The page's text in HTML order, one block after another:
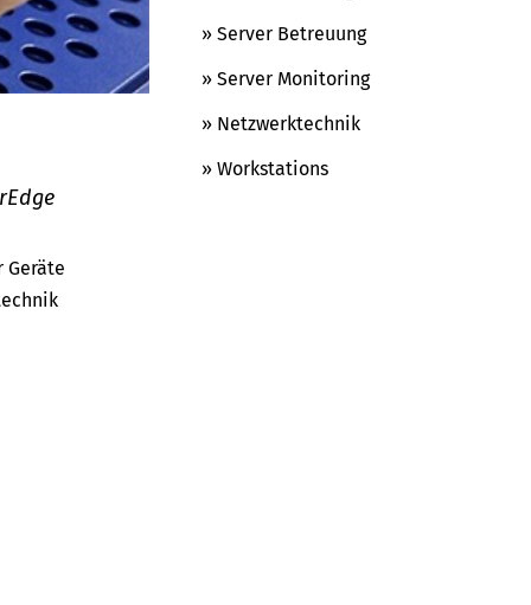
» Server Betreuung
» Server Monitoring
» Netzwerktechnik
» Workstations